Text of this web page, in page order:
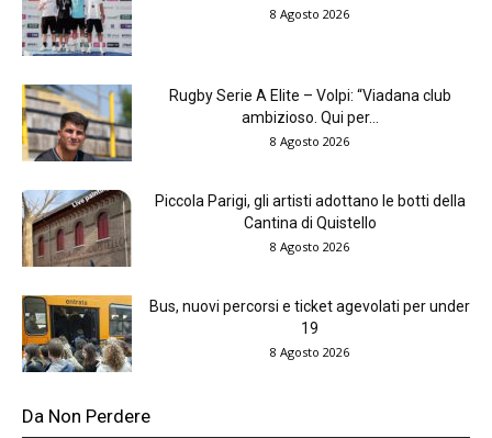
8 Agosto 2026
Rugby Serie A Elite – Volpi: “Viadana club
ambizioso. Qui per...
8 Agosto 2026
Piccola Parigi, gli artisti adottano le botti della
Cantina di Quistello
8 Agosto 2026
Bus, nuovi percorsi e ticket agevolati per under
19
8 Agosto 2026
Da Non Perdere